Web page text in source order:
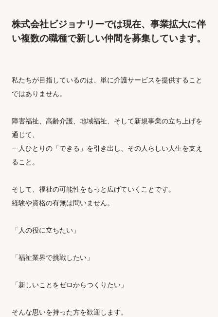
株式会社ビジョナリーでは現在、事業拡大に伴
い複数の職種で新しい仲間を募集しています。
私たちが目指しているのは、単に介護サービスを提供すること
ではありません。
障害福祉、高齢介護、地域福祉、そして新規事業の立ち上げを
通じて、
一人ひとりの「できる」を引き出し、その人らしい人生を支え
ること。
そして、福祉の可能性をもっと広げていくことです。
経験や資格の有無は問いません。
「人の役に立ちたい」
「福祉業界で挑戦したい」
「新しいことをゼロからつくりたい」
そんな思いを持った方を歓迎します。